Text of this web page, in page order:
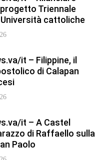
progetto Triennale
Università cattoliche
it – Filippine, il
di Calapan
it – A Castel
di Raffaello sulla
Paolo